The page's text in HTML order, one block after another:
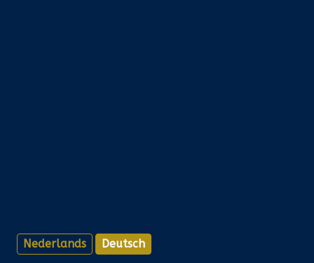
Nederlands Deutsch